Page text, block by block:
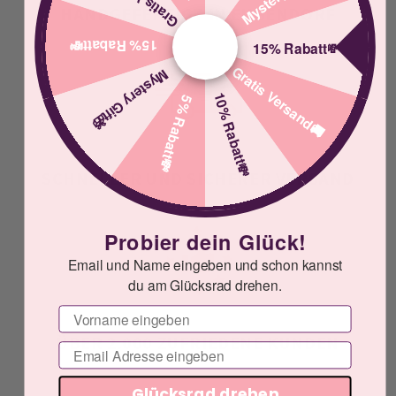
HANDGEFERTIGT IN EUGENDORF
SCHNELLER UND SICHERER VERSAND
ÜBER 2.000 ZUFRIEDENE KUNDEN
15% Rabatt💸
Gratis Versand🚚
10% Rabatt💸
5% Rabatt💸
Mystery Gift🎁
15% Rabatt💸
Probier dein Glück!
Email und Name eingeben und schon kannst
du am Glücksrad drehen.
Vorname
Email